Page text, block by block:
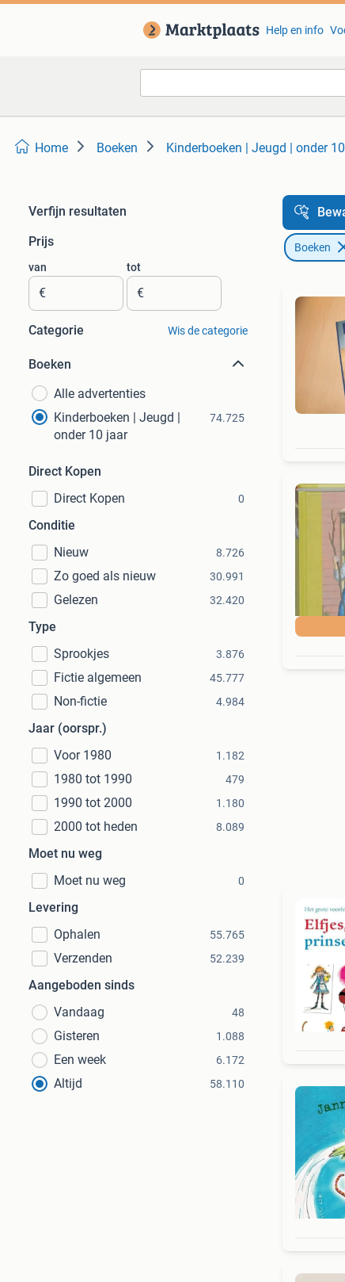
Help en info
Home Boeken Kinderboeken | Jeugd | onder
Verfijn resultaten
Prijs
van
€
tot
€
Categorie Wis de categorie
Boeken
Alle advertenties
Kinderboeken | Jeugd |
onder 10 jaar
74.725
Direct Kopen
Direct Kopen
0
Conditie
Nieuw
8.726
Zo goed als nieuw 30.991
Gelezen 32.420
Type
Sprookjes
3.876
Fictie algemeen 45.777
Non-fictie 4.984
Jaar (oorspr.)
Voor 1980
1.182
1980 tot 1990 479
1990 tot 2000 1.180
2000 tot heden 8.089
Moet nu weg
Moet nu weg
0
Levering
Ophalen
55.765
Verzenden 52.239
Aangeboden sinds
Vandaag
48
Gisteren 1.088
Een week 6.172
Altijd 58.110
Boeken